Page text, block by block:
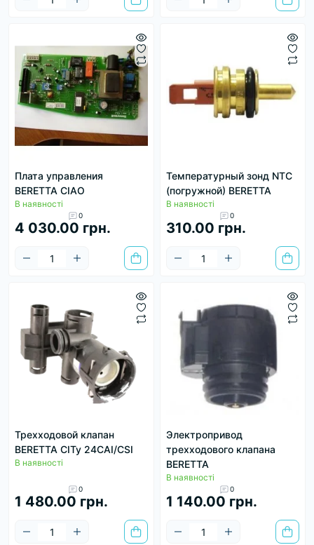
Плата управления
BERETTA CIAO
В наявності
0
4 030.00 грн.
Температурный зонд NTC
(погружной) BERETTA
В наявності
0
310.00 грн.
Трехходовой клапан
BERETTA CITy 24CAI/CSI
В наявності
0
1 480.00 грн.
Электропривод
трехходового клапана
BERETTA
В наявності
0
1 140.00 грн.